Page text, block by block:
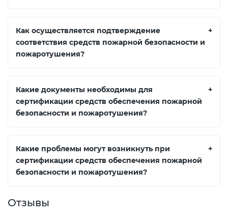
Как осуществляется подтверждение
соответствия средств пожарной безопасности и
пожаротушения?
+
Какие документы необходимы для
сертификации средств обеспечения пожарной
безопасности и пожаротушения?
+
Какие проблемы могут возникнуть при
сертификации средств обеспечения пожарной
безопасности и пожаротушения?
+
Отзывы